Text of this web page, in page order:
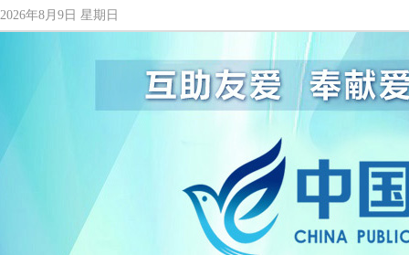
2026年8月9日 星期日